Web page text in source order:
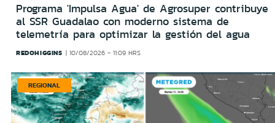
Programa 'Impulsa Agua' de Agrosuper contribuye
al SSR Guadalao con moderno sistema de
telemetría para optimizar la gestión del agua
REDOHIGGINS 10/08/2026 - 11:09 HRS
REGIONAL